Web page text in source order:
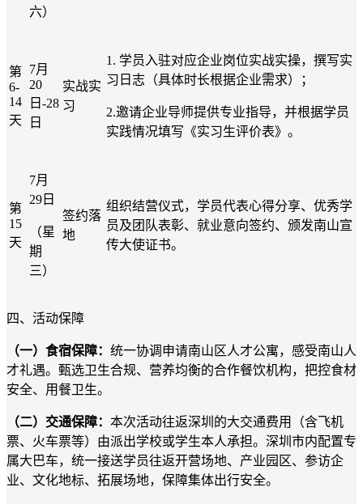
六）
第
6-
14
天
7月
20
日-28
日
实战实
习
1. 学员入驻对应企业岗位实战实操，撰写实
习日志（具体时长根据企业需求）；
2.邀请企业导师提供专业指导，并根据学员
实践情况填写《实习生评价表》 。
第
15
天
7月
29日
（星
期
三）
签约落
地
组织结营仪式，学员代表心得分享、优秀学
员及团队表彰、就业意向签约、颁发南山宣
传大使证书。
四、活动保障
（一）食宿保障： 统一协调申请南山区人才公寓，感受南山人
才礼遇。甄选卫生合规、营养均衡的合作餐饮机构，把控食材
安全、用餐卫生。
（二）交通保障： 本次活动往返深圳的大交通费用（含飞机
票、火车票等）由派出学校或学生本人承担。深圳市内配置专
属大巴车，统一接送学员往返开营场地、产业园区、参访企
业、文化地标、拓展场地，保障集体出行安全。